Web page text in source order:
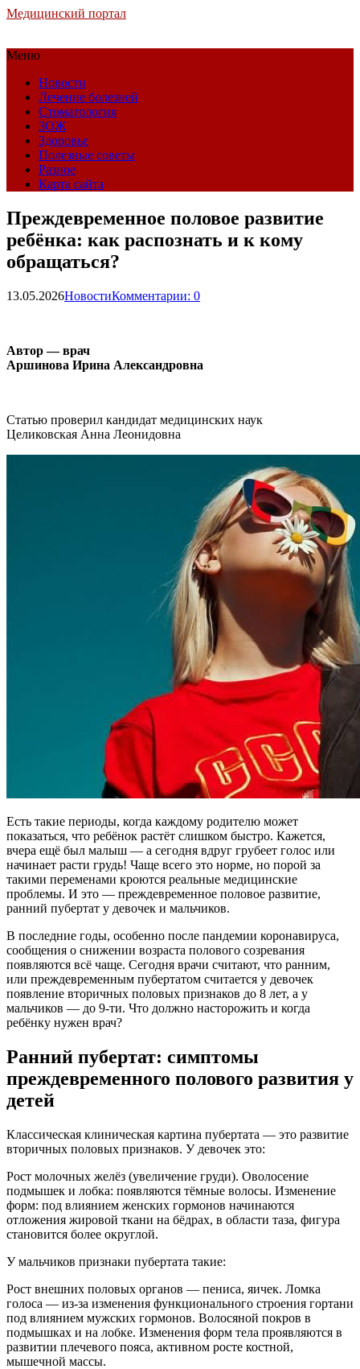
Медицинский портал
Меню
Новости
Лечение болезней
Стоматология
ЗОЖ
Здоровье
Полезные советы
Разное
Карта сайта
Преждевременное половое развитие
ребёнка: как распознать и к кому
обращаться?
13.05.2026НовостиКомментарии: 0
Автор — врач
Аршинова Ирина Александровна
Статью проверил кандидат медицинских наук
Целиковская Анна Леонидовна
Есть такие периоды, когда каждому родителю может
показаться, что ребёнок растёт слишком быстро. Кажется,
вчера ещё был малыш — а сегодня вдруг грубеет голос или
начинает расти грудь! Чаще всего это норме, но порой за
такими переменами кроются реальные медицинские
проблемы. И это — преждевременное половое развитие,
ранний пубертат у девочек и мальчиков.
В последние годы, особенно после пандемии коронавируса,
сообщения о снижении возраста полового созревания
появляются всё чаще. Сегодня врачи считают, что ранним,
или преждевременным пубертатом считается у девочек
появление вторичных половых признаков до 8 лет, а у
мальчиков — до 9-ти. Что должно насторожить и когда
ребёнку нужен врач?
Ранний пубертат: симптомы
преждевременного полового развития у
детей
Классическая клиническая картина пубертата — это развитие
вторичных половых признаков. У девочек это:
Рост молочных желёз (увеличение груди). Оволосение
подмышек и лобка: появляются тёмные волосы. Изменение
форм: под влиянием женских гормонов начинаются
отложения жировой ткани на бёдрах, в области таза, фигура
становится более округлой.
У мальчиков признаки пубертата такие:
Рост внешних половых органов — пениса, яичек. Ломка
голоса — из-за изменения функционального строения гортани
под влиянием мужских гормонов. Волосяной покров в
подмышках и на лобке. Изменения форм тела проявляются в
развитии плечевого пояса, активном росте костной,
мышечной массы.